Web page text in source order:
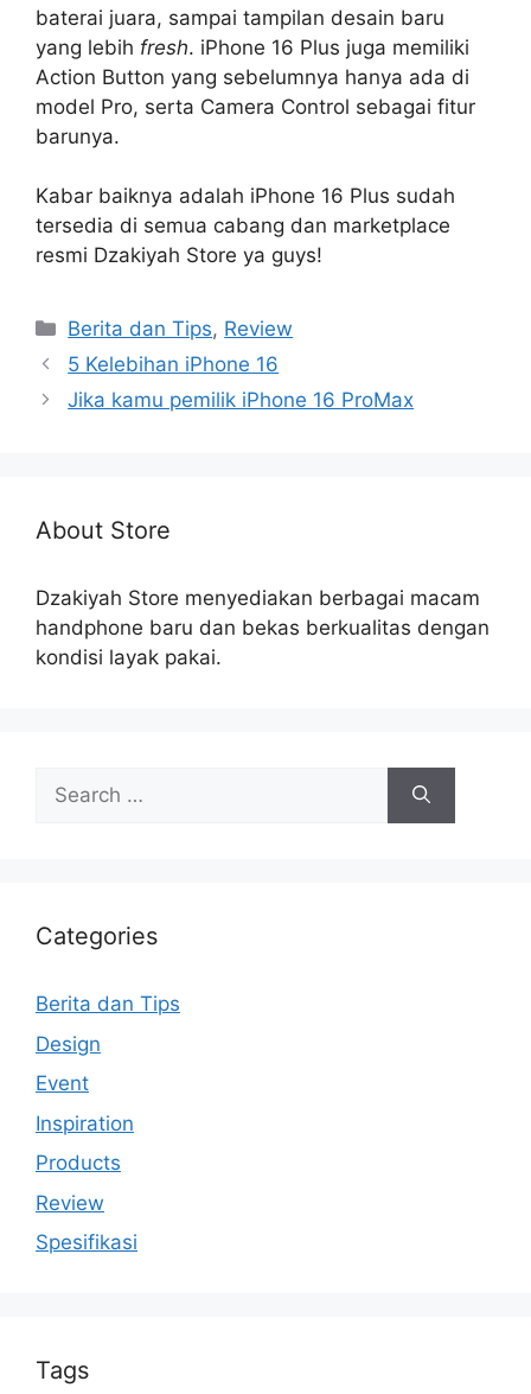
baterai juara, sampai tampilan desain baru
yang lebih fresh. iPhone 16 Plus juga memiliki
Action Button yang sebelumnya hanya ada di
model Pro, serta Camera Control sebagai fitur
barunya.
Kabar baiknya adalah iPhone 16 Plus sudah
tersedia di semua cabang dan marketplace
resmi Dzakiyah Store ya guys!
Categories
Berita dan Tips, Review
5 Kelebihan iPhone 16
Jika kamu pemilik iPhone 16 ProMax
About Store
Dzakiyah Store menyediakan berbagai macam
handphone baru dan bekas berkualitas dengan
kondisi layak pakai.
Search
for:
Categories
Berita dan Tips
Design
Event
Inspiration
Products
Review
Spesifikasi
Tags